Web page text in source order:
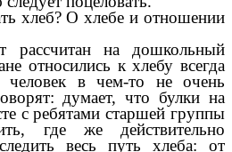
хлеб? О хлебе и отношении
рассчитан на дошкольный
относились к хлебу всегда
человек в чем-то не очень
думает, что булки на
с ребятами старшей группы
где же действительно
весь путь хлеба: от